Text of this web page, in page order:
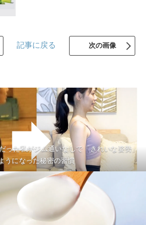
記事に戻る 次の画像
った私がジム通いなしで「きれいな姿勢」
うになった秘密の習慣